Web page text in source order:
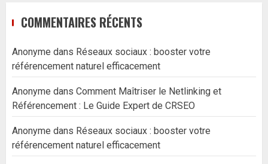
COMMENTAIRES RÉCENTS
Anonyme dans Réseaux sociaux : booster votre
référencement naturel efficacement
Anonyme dans Comment Maîtriser le Netlinking et
Référencement : Le Guide Expert de CRSEO
Anonyme dans Réseaux sociaux : booster votre
référencement naturel efficacement